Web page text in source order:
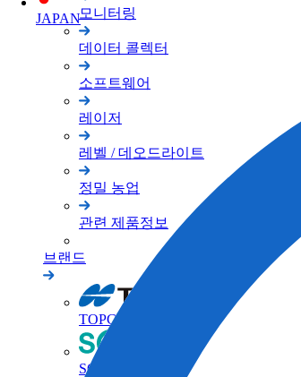
모니터링
데이터 콜렉터
소프트웨어
레이저
레벨 / 데오드라이트
정밀 농업
관련 제품정보
브랜드
TOPCON 브랜드
SOKKIA 브랜드
JAPAN